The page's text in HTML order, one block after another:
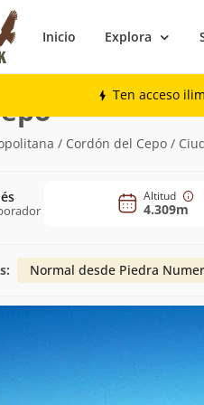
Inicio Explora
Ten acceso
(4.309m)
/ Cordón del Cepo /
Altitud
4.309m
Normal desde Piedra